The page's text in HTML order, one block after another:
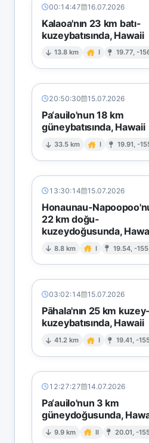
00:14:47 16.07.2026
Kalaoa'nın 23 km batı-
kuzeybatısında, Hawaii
13.8 km I 19.77, -
20:50:30 15.07.2026
Pa‘auilo'nun 18 km
güneybatısında, Hawaii
33.5 km I 19.91, -
13:30:14 15.07.2026
Honaunau-
22 km doğu-
kuzeydoğusunda,
8.8 km I 19.54, -
03:02:14 15.07.2026
Pāhala'nın 25 km kuzey-
kuzeybatısında, Hawaii
41.2 km I 19.41, -
12:27:27 14.07.2026
Pa‘auilo'nun 3 km
güneydoğusunda,
9.9 km II 20.01, -